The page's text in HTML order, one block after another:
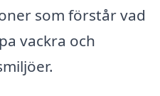
som förstår vad
vackra och